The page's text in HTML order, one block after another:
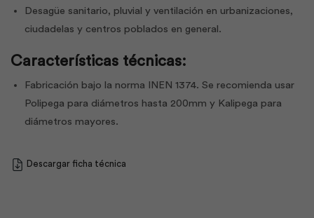
Desagüe sanitario, pluvial y ventilación en urbanizaciones,
ciudadelas y centros poblados en general.
Características técnicas:
Fabricación bajo la norma INEN 1374. Se recomienda usar
Polipega para diámetros hasta 200mm y Kalipega para
diámetros mayores.
Descargar ficha técnica